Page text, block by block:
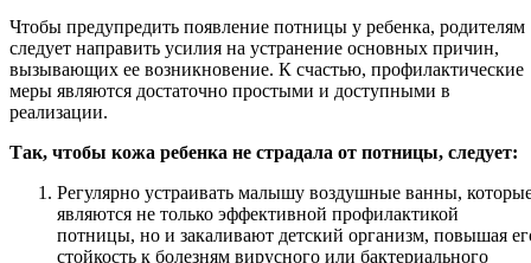
Чтобы предупредить появление потницы у ребенка, родителям
следует направить усилия на устранение основных причин,
вызывающих ее возникновение. К счастью, профилактические
меры являются достаточно простыми и доступными в
реализации.
Так, чтобы кожа ребенка не страдала от потницы, следует:
Регулярно устраивать малышу воздушные ванны,
являются не только эффективной профилактикой
потницы, но и закаливают детский организм, повышая
стойкость к болезням вирусного или бактериального